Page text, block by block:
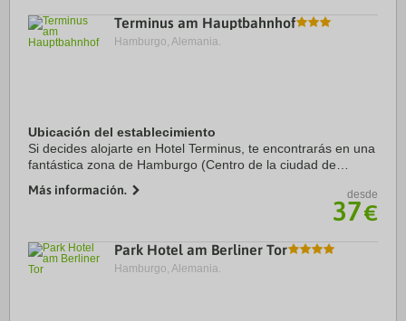
Terminus am Hauptbahnhof
Hamburgo, Alemania.
Ubicación del establecimiento
Si decides alojarte en Hotel Terminus, te encontrarás en una
fantástica zona de Hamburgo (Centro de la ciudad de
Hagenbeck Zoo y Hamburger Kunsthalle. ...
Más información. desde
37€
Park Hotel am Berliner Tor
Hamburgo, Alemania.